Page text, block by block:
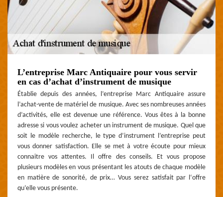
L’entreprise Marc Antiquaire pour vous servir
en cas d’achat d’instrument de musique
Établie depuis des années, l’entreprise Marc Antiquaire assure
l’achat-vente de matériel de musique. Avec ses nombreuses années
d’activités, elle est devenue une référence. Vous êtes à la bonne
adresse si vous voulez acheter un instrument de musique. Quel que
soit le modèle recherche, le type d’instrument l’entreprise peut
vous donner satisfaction. Elle se met à votre écoute pour mieux
connaitre vos attentes. Il offre des conseils. Et vous propose
plusieurs modèles en vous présentant les atouts de chaque modèle
en matière de sonorité, de prix… Vous serez satisfait par l‘offre
qu’elle vous présente.